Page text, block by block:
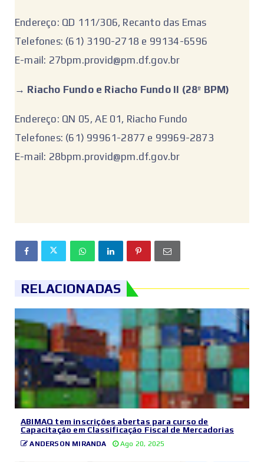
Endereço: QD 111/306, Recanto das Emas
Telefones: (61) 3190-2718 e 99134-6596
E-mail: 27bpm.provid@pm.df.gov.br
‌‌→ Riacho Fundo e Riacho Fundo II (28º BPM)
Endereço: QN 05, AE 01, Riacho Fundo
Telefones: (61) 99961-2877 e 99969-2873
E-mail: 28bpm.provid@pm.df.gov.br
RELACIONADAS
ABIMAQ tem inscrições abertas para curso de
Capacitação em Classificação Fiscal de Mercadorias
ANDERSON MIRANDA Ago 20, 2025